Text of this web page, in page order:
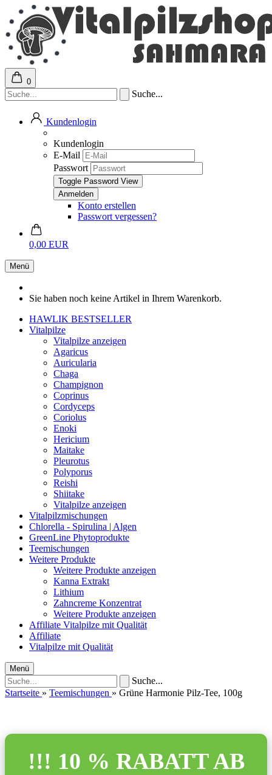
0
Suche...
Kundenlogin
Kundenlogin
E-Mail
Passwort
Toggle Password View
Konto erstellen
Passwort vergessen?
0,00 EUR
Menü
Sie haben noch keine Artikel in Ihrem Warenkorb.
HAWLIK BESTSELLER
Vitalpilze
Vitalpilze anzeigen
Agaricus
Auricularia
Chaga
Champignon
Coprinus
Cordyceps
Coriolus
Enoki
Hericium
Maitake
Pleurotus
Polyporus
Reishi
Shiitake
Vitalpilze anzeigen
Vitalpilzmischungen
Chlorella - Spirulina | Algen
GreenLine Phytoprodukte
Teemischungen
Weitere Produkte
Weitere Produkte anzeigen
Kanna Extrakt
Lithium
Zahncreme Konzentrat
Weitere Produkte anzeigen
Affiliate Vitalpilze mit Qualität
Affiliate
Vitalpilze mit Qualität
Menü
Suche...
Startseite » Teemischungen » Grüne Harmonie Pilz-Tee, 100g
!!! 10 % RABATT AB